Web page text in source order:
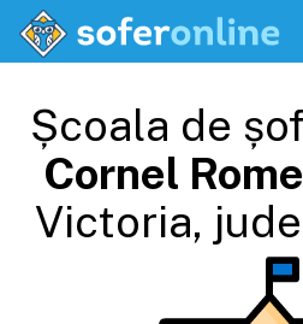
Școala de
Cornel
Victoria,